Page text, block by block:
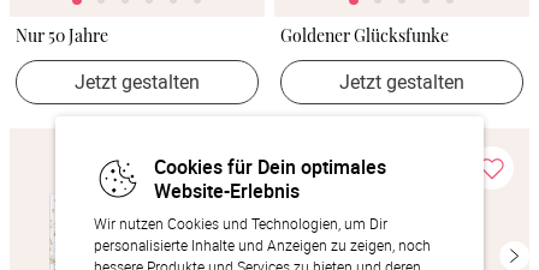
Cookies für Dein optimales
Website-Erlebnis
Wir nutzen Cookies und Technologien, um Dir
personalisierte Inhalte und Anzeigen zu zeigen, noch
Nur 50 Jahre
Jetzt gestalten
Goldener Glücksfunke
Jetzt gestalten